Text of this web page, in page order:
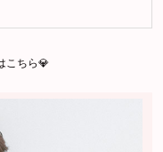
こちら💎